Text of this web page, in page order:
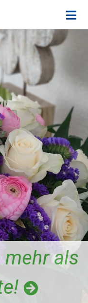
als